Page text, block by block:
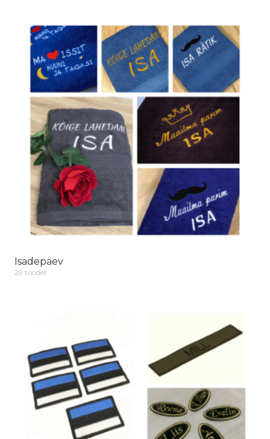
Isadepäev
29 toodet